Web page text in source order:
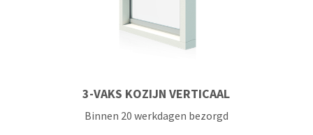
3-VAKS KOZIJN VERTICAAL
Binnen 20 werkdagen bezorgd